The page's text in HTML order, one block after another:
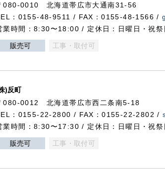
080-0010 北海道帯広市大通南31-56
：0155-48-9511 / FAX：0155-48-1566 /
業時間：8:30〜18:00 / 定休日：日曜日・祝祭
販売可 工事・取付可
)反町
080-0012 北海道帯広市西二条南5-18
：0155-22-2800 / FAX：0155-22-2802 /
業時間：8:30〜17:30 / 定休日：日曜日・祝祭
販売可 工事・取付可